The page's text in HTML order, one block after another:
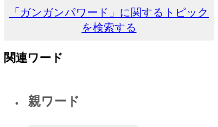
「ガンガンパワード」に関するトピック
を検索する
関連ワード
親ワード